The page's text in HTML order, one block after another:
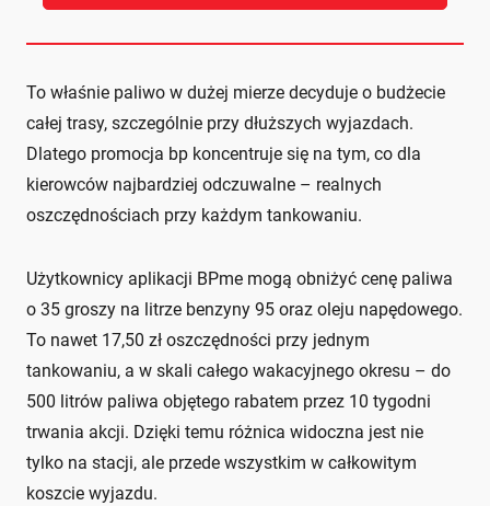
To właśnie paliwo w dużej mierze decyduje o budżecie
całej trasy, szczególnie przy dłuższych wyjazdach.
Dlatego promocja bp koncentruje się na tym, co dla
kierowców najbardziej odczuwalne – realnych
oszczędnościach przy każdym tankowaniu.
Użytkownicy aplikacji BPme mogą obniżyć cenę paliwa
o 35 groszy na litrze benzyny 95 oraz oleju napędowego.
To nawet 17,50 zł oszczędności przy jednym
tankowaniu, a w skali całego wakacyjnego okresu – do
500 litrów paliwa objętego rabatem przez 10 tygodni
trwania akcji. Dzięki temu różnica widoczna jest nie
tylko na stacji, ale przede wszystkim w całkowitym
koszcie wyjazdu.